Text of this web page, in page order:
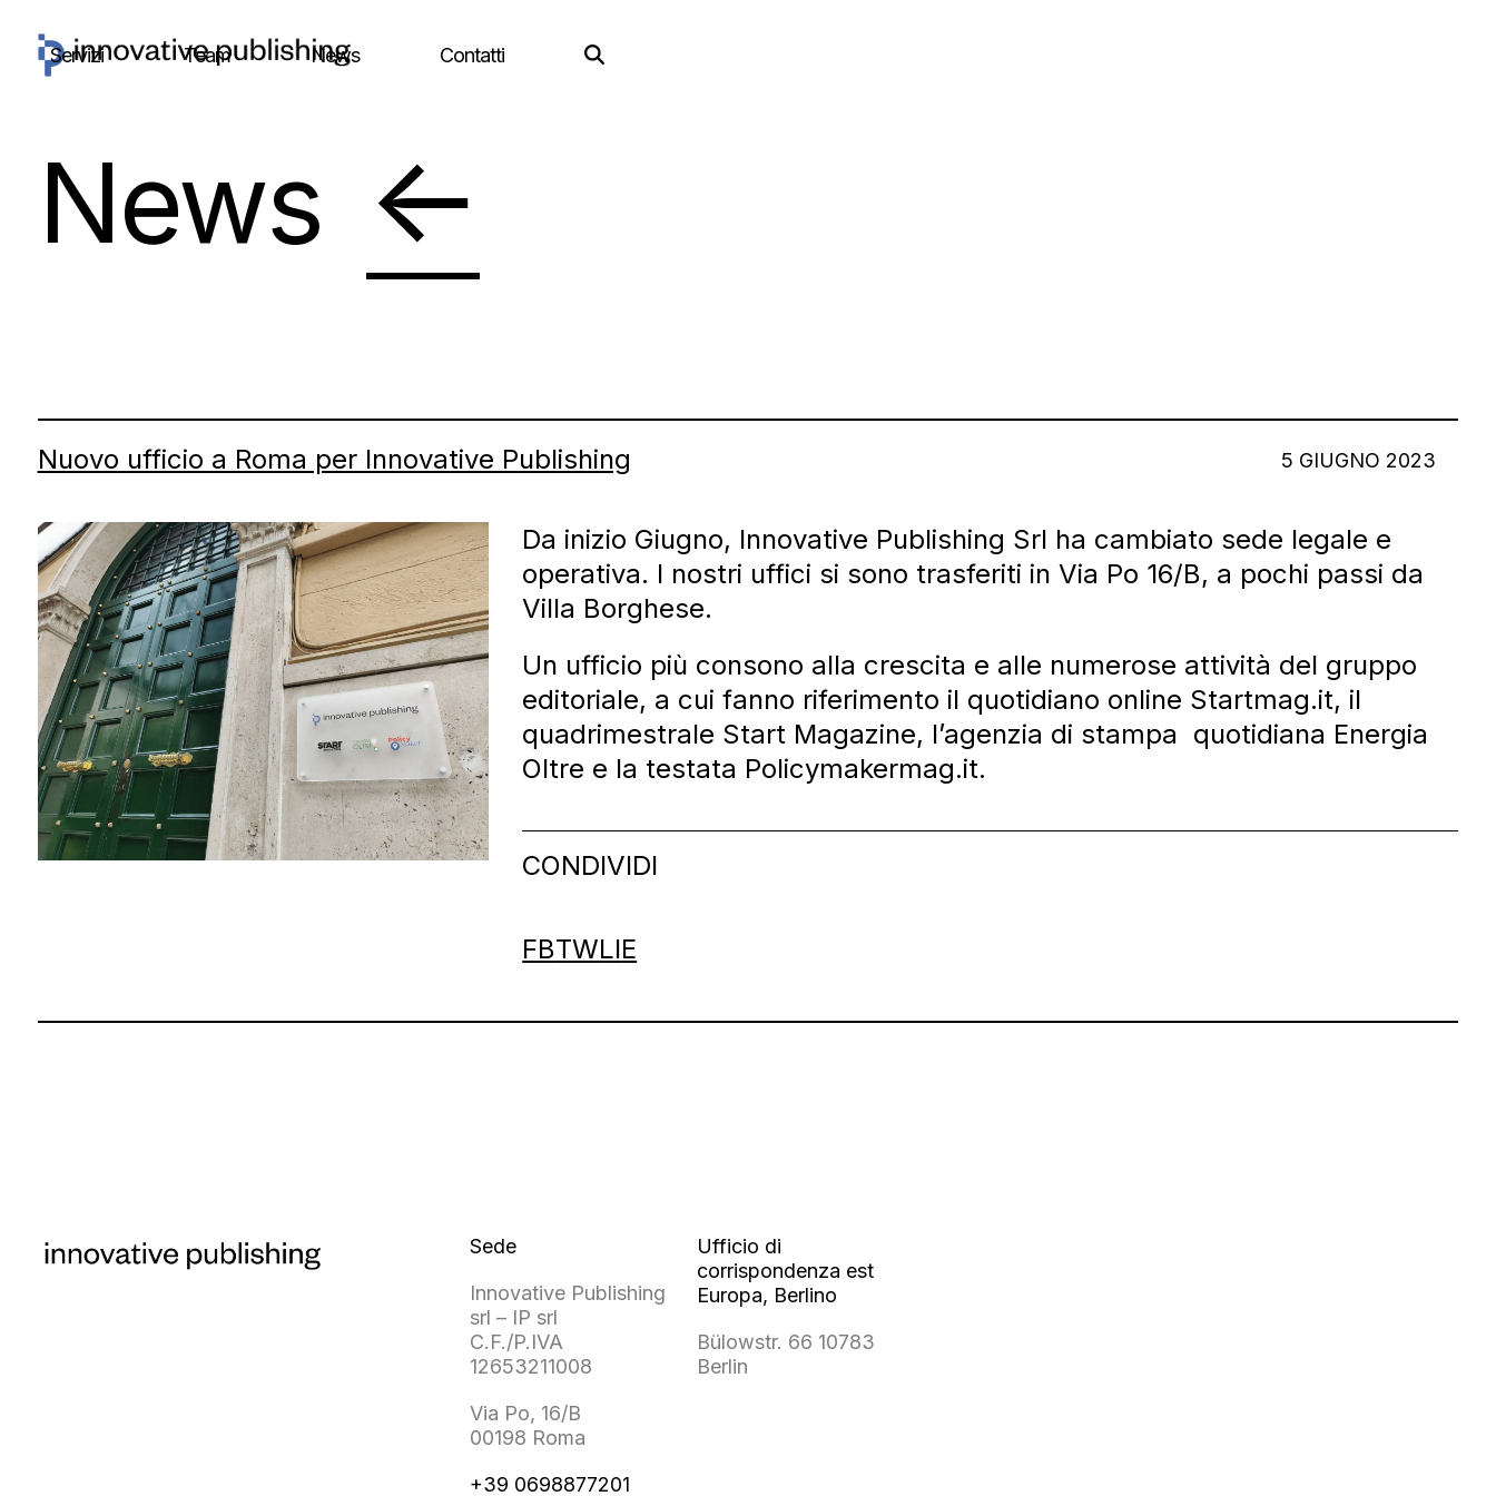
content
Servizi Team News Contatti
News ←
Nuovo ufficio a Roma per Innovative Publishing 5 GIUGNO 2023
Da inizio Giugno, Innovative Publishing Srl ha cambiato sede legale e
operativa. I nostri uffici si sono trasferiti in Via Po 16/B, a pochi passi da
Villa Borghese.
Un ufficio più consono alla crescita e alle numerose attività del gruppo
editoriale, a cui fanno riferimento il quotidiano online Startmag.it, il
quadrimestrale Start Magazine, l’agenzia di stampa quotidiana Energia
Oltre e la testata Policymakermag.it.
CONDIVIDI
FBTWLIE
Sede
Innovative Publishing
srl – IP srl
C.F./P.IVA
12653211008
Via Po, 16/B
00198 Roma
+39 0698877201
Ufficio di
corrispondenza est
Europa, Berlino
Bülowstr. 66 10783
Berlin